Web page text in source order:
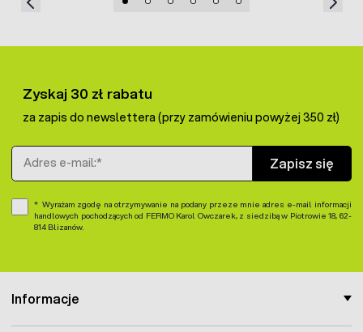
Informacje
Zyskaj 30 zł rabatu
za zapis do newslettera (przy zamówieniu powyżej 350 zł)
Adres e-mail
Zapisz się
Wyrażam zgodę na otrzymywanie na podany przeze mnie adres e-mail informacji
handlowych pochodzących od FERMO Karol Owczarek, z siedzibą w Piotrowie 18, 62-
814 Blizanów.